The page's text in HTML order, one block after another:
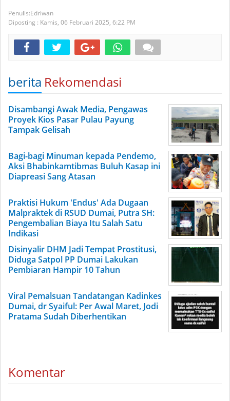
Edriwan
Diposting : Kamis, 06 Februari 2025, 6:22 PM
berita Rekomendasi
Disambangi Awak Media, Pengawas
Proyek Kios Pasar Pulau Payung
Tampak Gelisah
Bagi-bagi Minuman kepada Pendemo,
Aksi Bhabinkamtibmas Buluh Kasap ini
Diapreasi Sang Atasan
Praktisi Hukum 'Endus' Ada Dugaan
Malpraktek di RSUD Dumai, Putra SH:
Pengembalian Biaya Itu Salah Satu
Indikasi
Disinyalir DHM Jadi Tempat Prostitusi,
Diduga Satpol PP Dumai Lakukan
Pembiaran Hampir 10 Tahun
Viral Pemalsuan Tandatangan Kadinkes
Dumai, dr Syaiful: Per Awal Maret, Jodi
Pratama Sudah Diberhentikan
Komentar